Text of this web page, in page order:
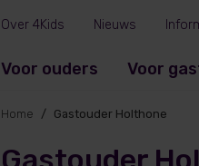
Voor ouders Voor
Over 4Kids Nieuws
Home Gastouder Holthone